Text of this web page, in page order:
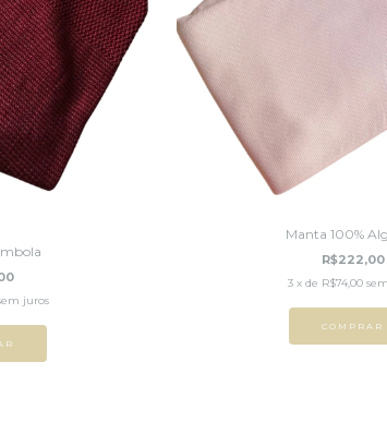
juros
Manta 100%
R$222,00
3 x de R$74,00
COMPRAR